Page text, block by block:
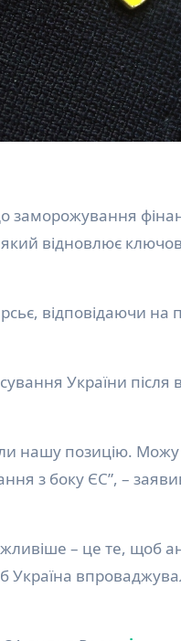
відновлює
відповідаючи
України після
нашу позицію.
з боку ЄС”, –
– це те, щоб